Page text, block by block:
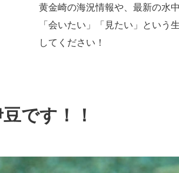
黄金崎の海況情報や、最新の水
「会いたい」「見たい」という
してください！
です！！